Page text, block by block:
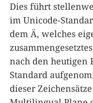
Dies führt
im Unicode-
dem Ä, welches
nach den
Standard
dieser